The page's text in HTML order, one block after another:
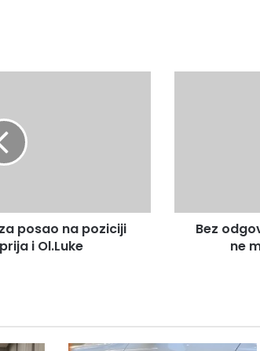
posao na poziciji
i Ol.Luke
zdravlje
Bez
ne